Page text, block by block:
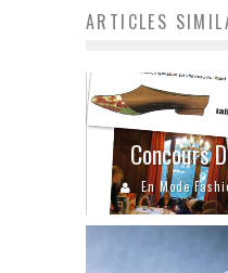
ARTICLES
Concours
En Mode